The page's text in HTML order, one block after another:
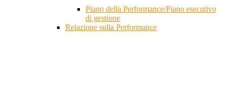
Piano della Performance/Piano esecutivo
di gestione
Relazione sulla Performance